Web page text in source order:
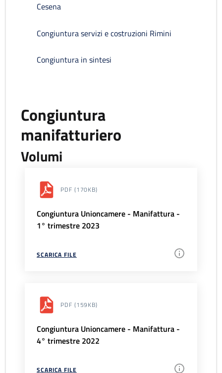
Cesena
Congiuntura servizi e costruzioni Rimini
Congiuntura in sintesi
Congiuntura
manifatturiero
Volumi
PDF (170KB)
Congiuntura Unioncamere - Manifattura -
1° trimestre 2023
SCARICA FILE
PDF (159KB)
Congiuntura Unioncamere - Manifattura -
4° trimestre 2022
SCARICA FILE